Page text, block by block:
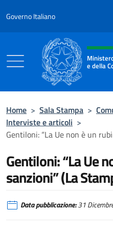
Governo Italiano
Intestazione
e della
Home > Sala Stampa >
Interviste e articoli >
Gentiloni: “La Ue non è un
Gentiloni: “La Ue
sanzioni” (La
Data pubblicazione:31